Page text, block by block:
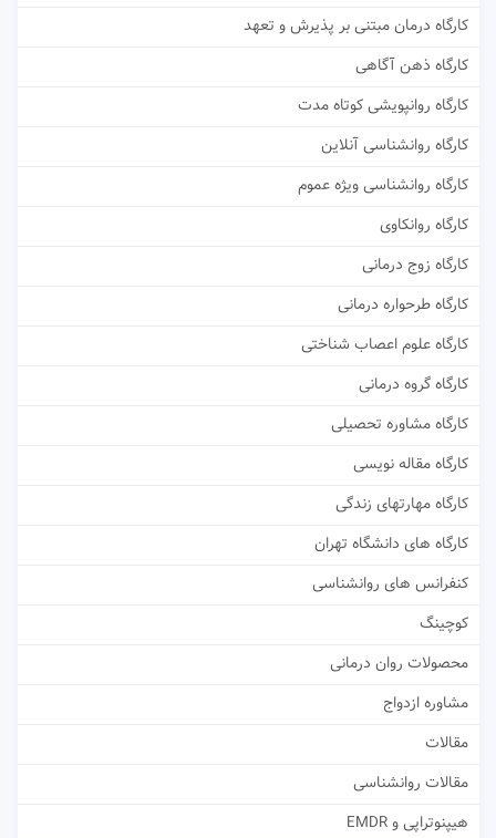
کارگاه درمان مبتنی بر پذیرش و تعهد
کارگاه ذهن آگاهی
کارگاه روانپویشی کوتاه مدت
کارگاه روانشناسی آنلاین
کارگاه روانشناسی ویژه عموم
کارگاه روانکاوی
کارگاه زوج درمانی
کارگاه طرحواره درمانی
کارگاه علوم اعصاب شناختی
کارگاه گروه درمانی
کارگاه مشاوره تحصیلی
کارگاه مقاله نویسی
کارگاه مهارتهای زندگی
کارگاه های دانشگاه تهران
کنفرانس های روانشناسی
کوچینگ
محصولات روان درمانی
مشاوره ازدواج
مقالات
مقالات روانشناسی
هیپنوتراپی و EMDR